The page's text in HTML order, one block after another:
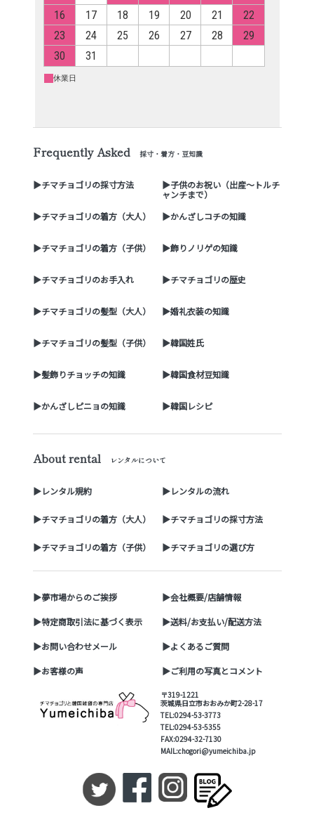
Frequently Asked 採寸・着方・豆知識
▶チマチョゴリの採寸方法
▶子供のお祝い（出産～トルチ
ャンチまで）
▶チマチョゴリの着方（大人）
▶かんざしコチの知識
▶チマチョゴリの着方（子供） ▶飾りノリゲの知識
▶チマチョゴリのお手入れ ▶チマチョゴリの歴史
▶チマチョゴリの髪型（大人） ▶婚礼衣装の知識
▶チマチョゴリの髪型（子供） ▶韓国姓氏
▶髪飾りチョッチの知識 ▶韓国食材豆知識
▶かんざしピニョの知識 ▶韓国レシピ
About rental レンタルについて
▶レンタル規約 ▶レンタルの流れ
▶チマチョゴリの着方（大人） ▶チマチョゴリの採寸方法
▶チマチョゴリの着方（子供） ▶チマチョゴリの選び方
▶夢市場からのご挨拶 ▶会社概要/店舗情報
▶特定商取引法に基づく表示 ▶送料/お支払い/配送方法
▶お問い合わせメール ▶よくあるご質問
▶お客様の声 ▶ご利用の写真とコメント
〒319-1221
茨城県日立市おおみか町2-28-17
TEL:0294-53-3773
TEL:0294-53-5355
FAX:0294-32-7130
MAIL:chogori@yumeichiba.jp